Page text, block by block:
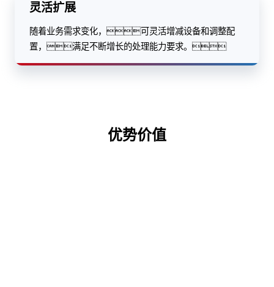
灵活扩展
随着业务需求变化，可灵活增减设备和调整配
置，满足不断增长的处理能力要求。
优势价值